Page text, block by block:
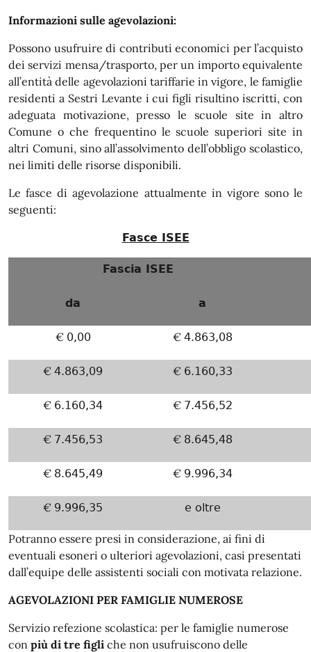
Informazioni sulle agevolazioni:
Possono usufruire di contributi economici per l’acquisto
dei servizi mensa/trasporto, per un importo equivalente
all’entità delle agevolazioni tariffarie in vigore, le famiglie
residenti a Sestri Levante i cui figli risultino iscritti, con
adeguata motivazione, presso le scuole site in altro
Comune o che frequentino le scuole superiori site in
altri Comuni, sino all’assolvimento dell’obbligo scolastico,
nei limiti delle risorse disponibili.
Le fasce di agevolazione attualmente in vigore sono le
seguenti:
Fasce ISEE
Fascia ISEE
da a
€ 0,00 € 4.863,08
€ 4.863,09 € 6.160,33
€ 6.160,34 € 7.456,52
€ 7.456,53 € 8.645,48
€ 8.645,49 € 9.996,34
€ 9.996,35 e oltre
Potranno essere presi in considerazione, ai fini di
eventuali esoneri o ulteriori agevolazioni, casi presentati
dall’equipe delle assistenti sociali con motivata relazione.
AGEVOLAZIONI PER FAMIGLIE NUMEROSE
Servizio refezione scolastica: per le famiglie numerose
con più di tre figli che non usufruiscono delle